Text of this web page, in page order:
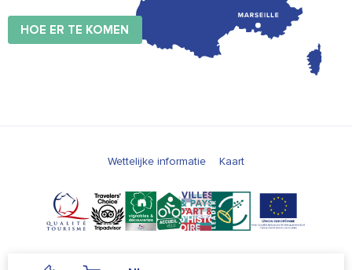
HOE ER TE KOMEN
Wettelijke informatie Kaart